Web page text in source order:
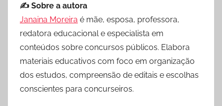
✍️ Sobre a autora
Janaina Moreira é mãe, esposa, professora,
redatora educacional e especialista em
conteúdos sobre concursos públicos. Elabora
materiais educativos com foco em organização
dos estudos, compreensão de editais e escolhas
conscientes para concurseiros.